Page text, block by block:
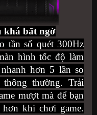
khá bất ngờ
tần số quét 300Hz
hình tốc độ làm
hơn 5 lần so
thường. Trải
mượt mà để bạn
khi chơi game.